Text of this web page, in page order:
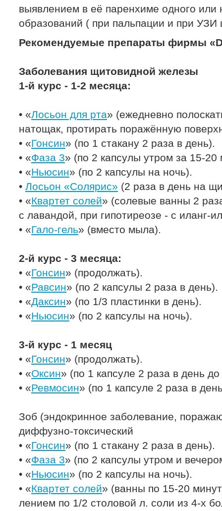
выявлением в её паренхиме одного или
образований ( при пальпации и при
Рекомендуемые препараты фирмы
Заболевания щитовидной железы
1-й курс - 1-2 месяца:
• «Лосьон для рта» (ежедневно
натощак, протирать поражённую
• «Гонсин» (по 1 стакану 2 раза в день).
• «Фаза 3» (по 2 капсулы утром за 15-
• «Ньюсин» (по 2 капсулы на ночь).
• Лосьон «Солярис» (2 раза в день на
• «Квартет солей» (солевые ванны 2
с лавандой, при гипотиреозе - с иланг-
• «Гало-гель» (вместо мыла).
2-й курс - 3 месяца:
• «Гонсин» (продолжать).
• «Равсин» (по 2 капсулы 2 раза в день).
• «Даксин» (по 1/3 пластинки в день).
• «Ньюсин» (по 2 капсулы на ночь).
3-й курс - 1 месяц
• «Гонсин» (продолжать).
• «Оксин» (по 1 капсуле 2 раза в день
• «Ревмосин» (по 1 капсуле 2 раза в
Зоб (эндокринное заболевание,
диффузно-токсический
• «Гонсин» (по 1 стакану 2 раза в день).
• «Фаза 3» (по 2 капсулы утром и
• «Ньюсин» (по 2 капсулы на ночь).
• «Квартет солей» (ванны по 15-20
лением по 1/2 столовой л. соли из 4-х